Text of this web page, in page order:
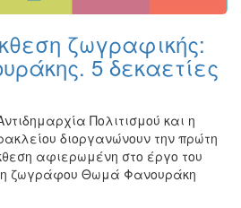
ζωγραφικής:
5 δεκαετίες
Πολιτισμού και η
διοργανώνουν την πρώτη
αφιερωμένη στο έργο του
ζωγράφου Θωμά Φανουράκη